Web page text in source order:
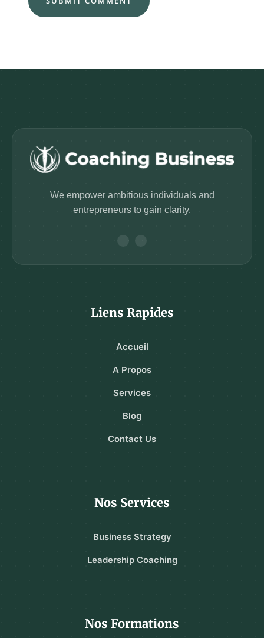
We empower ambitious individuals and
entrepreneurs to gain clarity.
Liens Rapides
Accueil
A Propos
Services
Blog
Contact Us
Nos Services
Business Strategy
Leadership Coaching
Nos Formations